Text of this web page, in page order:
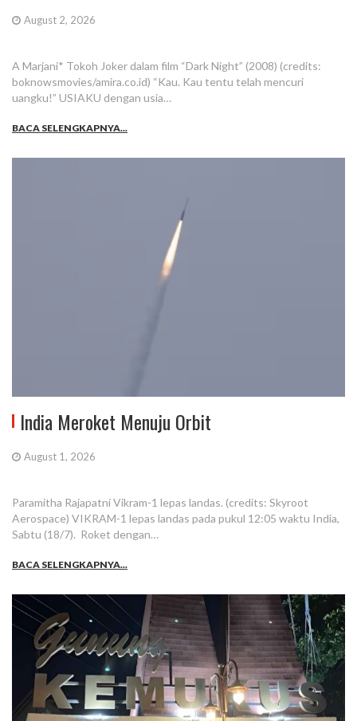
August 2, 2026
A Marjani* Tokoh Joker dalam film “Dark Night” (2008) (credits:
boknowsmovies/amira.co.id) “Kau. Kau tentu telah mencuri
uangku!” USIAKU dengan usia…
BACA SELENGKAPNYA...
India Meroket Menuju Orbit
August 1, 2026
Paramitha Rajapatni Vikram-1 lepas landas. (credits: Skyroot
Aerospace) VIKRAM-1 lepas landas pada pukul 12:05 waktu India,
Sabtu (18/7). Roket dengan…
BACA SELENGKAPNYA...